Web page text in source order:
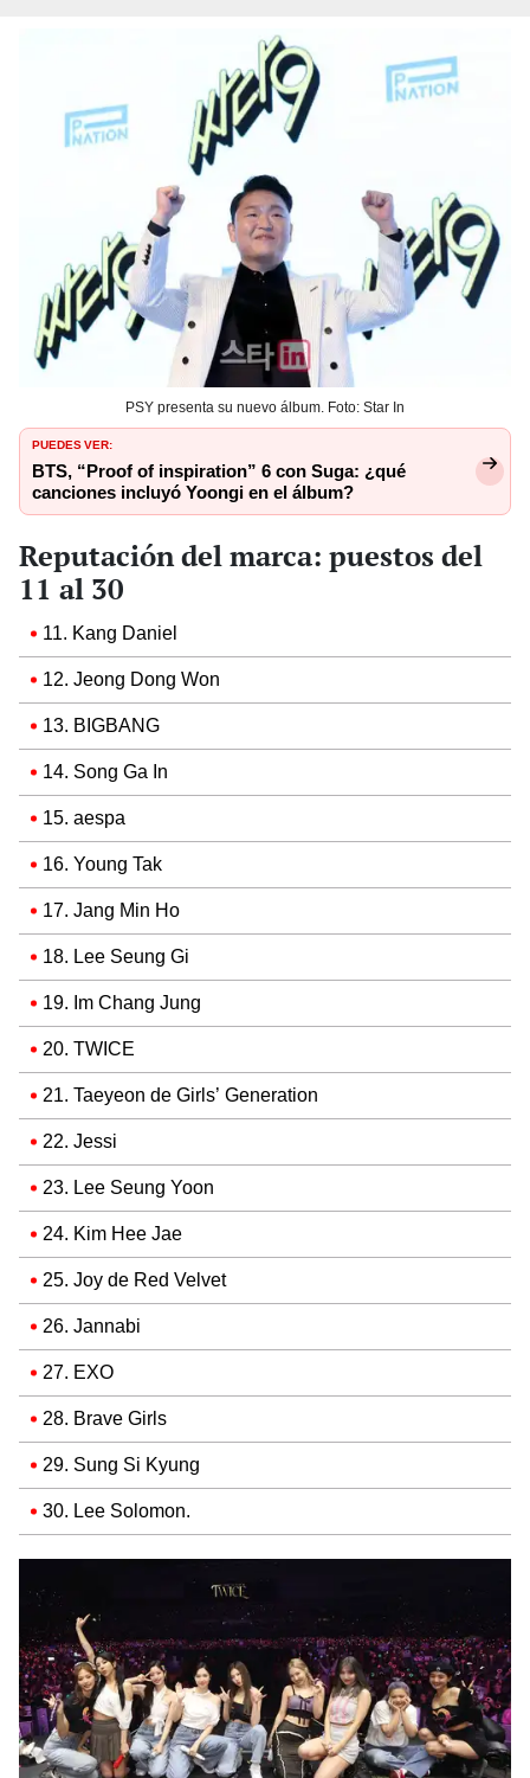
PSY presenta su nuevo álbum. Foto: Star In
PUEDES VER:
BTS, “Proof of inspiration” 6 con Suga: ¿qué
canciones incluyó Yoongi en el álbum?
Reputación del marca: puestos del
11 al 30
11. Kang Daniel
12. Jeong Dong Won
13. BIGBANG
14. Song Ga In
15. aespa
16. Young Tak
17. Jang Min Ho
18. Lee Seung Gi
19. Im Chang Jung
20. TWICE
21. Taeyeon de Girls’ Generation
22. Jessi
23. Lee Seung Yoon
24. Kim Hee Jae
25. Joy de Red Velvet
26. Jannabi
27. EXO
28. Brave Girls
29. Sung Si Kyung
30. Lee Solomon.